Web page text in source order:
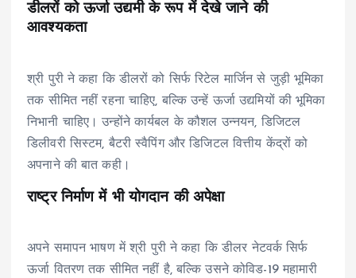
डीलरों को ऊर्जा उद्यमी के रूप में देखे जाने की
आवश्यकता
श्री पुरी ने कहा कि डीलरों को सिर्फ रिटेल मार्जिन से जुड़ी भूमिका
तक सीमित नहीं रहना चाहिए, बल्कि उन्हें ऊर्जा उद्यमियों की भूमिका
निभानी चाहिए। उन्होंने कार्यबल के कौशल उन्नयन, डिजिटल
डिलीवरी सिस्टम, बैटरी स्वैपिंग और डिजिटल वित्तीय केंद्रों को
अपनाने की बात कही।
राष्ट्र निर्माण में भी योगदान की अपेक्षा
अपने समापन भाषण में श्री पुरी ने कहा कि डीलर नेटवर्क सिर्फ
ऊर्जा वितरण तक सीमित नहीं है, बल्कि उसने कोविड-19 महामारी